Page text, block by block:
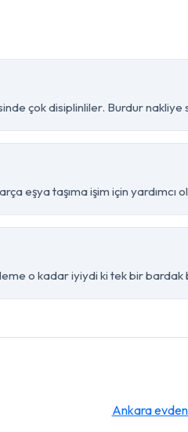
çok disiplinliler. Burdur nakliye
eşya taşıma işim için yardımcı
o kadar iyiydi ki tek bir bardak
Ankara